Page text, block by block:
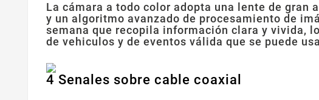
La cámara a todo color adopta una lente de gran
y un algoritmo avanzado de procesamiento de
semana que recopila información clara y vivida,
de vehiculos y de eventos válida que se puede
4 Senales sobre cable coaxial